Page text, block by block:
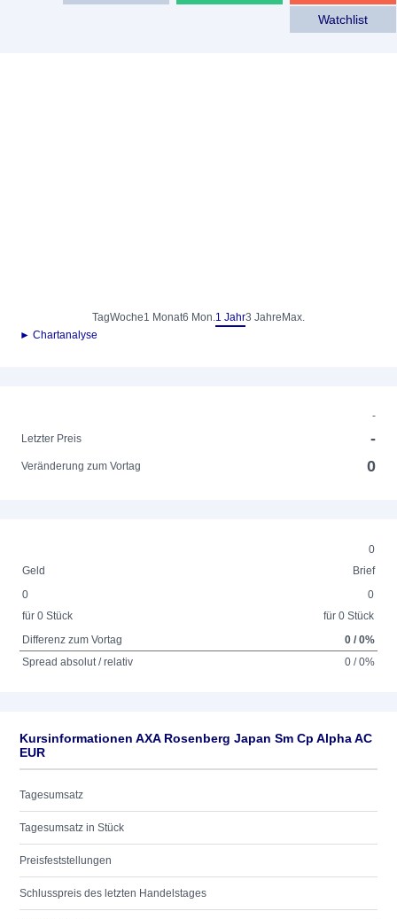
Watchlist
TagWoche1 Monat6 Mon.1 Jahr3 Jahre Max.
► Chartanalyse
-
Letzter Preis
-
Veränderung zum Vortag 0
0
Geld
Brief
0
für 0 Stück
0
für 0 Stück
Differenz zum Vortag
0 / 0%
Spread absolut / relativ
0 / 0%
Kursinformationen AXA Rosenberg Japan Sm Cp Alpha AC
EUR
Tagesumsatz
Tagesumsatz in Stück
Preisfeststellungen
Schlusspreis des letzten Handelstages